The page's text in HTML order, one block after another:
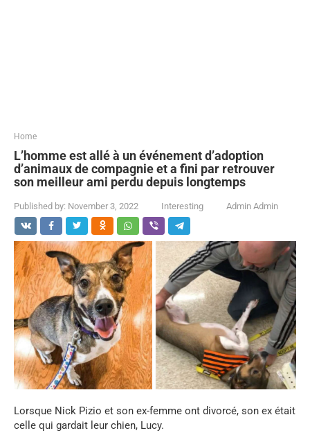
Home
L’homme est allé à un événement d’adoption
d’animaux de compagnie et a fini par retrouver
son meilleur ami perdu depuis longtemps
Published by: November 3, 2022 Interesting Admin Admin
Lorsque Nick Pizio et son ex-femme ont divorcé, son ex était
celle qui gardait leur chien, Lucy.